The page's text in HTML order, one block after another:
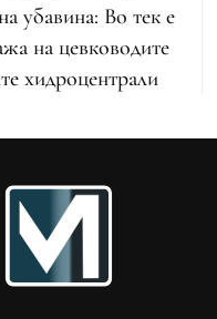
убавина: Во тек е
на цевководите
хидроцентрали